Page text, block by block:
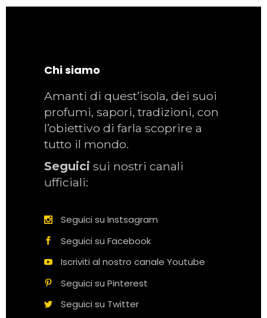
Chi siamo
Amanti di quest’isola, dei suoi
profumi, sapori, tradizioni, con
l’obiettivo di farla scoprire a
tutto il mondo.
Seguici sui nostri canali
ufficiali:
Seguici su Instsagram
Seguici su Facebook
Iscriviti al nostro canale Youtube
Seguici su Pinterest
Seguici su Twitter